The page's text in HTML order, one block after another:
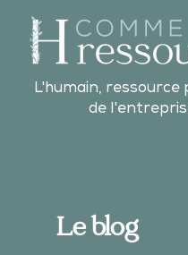
L'humain, ressource
de
Le blog